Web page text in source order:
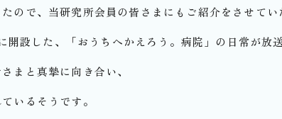
ので、当研究所会員の皆さまにもご紹介をさせてい
設した、「おうちへかえろう。病院」の日常が放
まと真摯に向き合い、
いるそうです。